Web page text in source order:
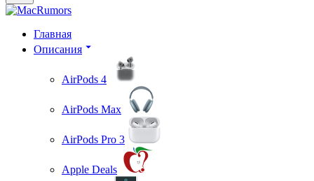
Главная
Описания
AirPods 4
AirPods Max
AirPods Pro 3
Apple Deals